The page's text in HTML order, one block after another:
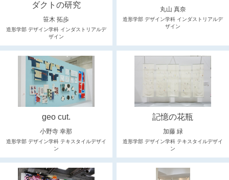
ダクトの研究
笹木 拓歩
造形学部 デザイン学科 インダストリアルデ
ザイン
丸山 真奈
造形学部 デザイン学科 インダストリアルデ
ザイン
geo cut.
小野寺 幸那
造形学部 デザイン学科 テキスタイルデザイ
ン
記憶の花瓶
加藤 緑
造形学部 デザイン学科 テキスタイルデザイ
ン